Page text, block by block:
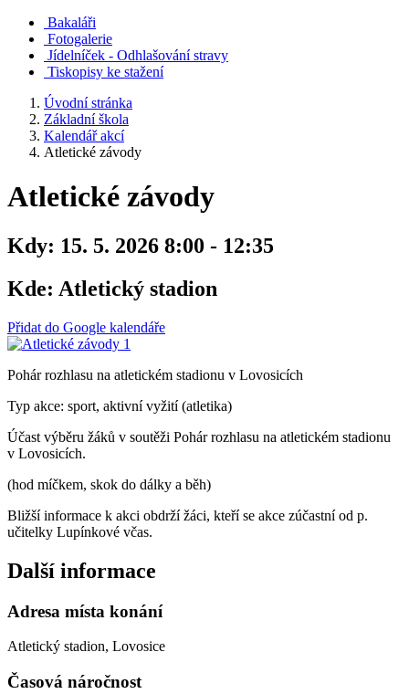
Bakaláři
Fotogalerie
Jídelníček - Odhlašování stravy
Tiskopisy ke stažení
Úvodní stránka
Základní škola
Kalendář akcí
Atletické závody
Atletické závody
Kdy: 15. 5. 2026 8:00 - 12:35
Kde: Atletický stadion
Přidat do Google kalendáře
Pohár rozhlasu na atletickém stadionu v Lovosicích
Typ akce: sport, aktivní vyžití (atletika)
Účast výběru žáků v soutěži Pohár rozhlasu na atletickém stadionu
v Lovosicích.
(hod míčkem, skok do dálky a běh)
Bližší informace k akci obdrží žáci, kteří se akce zúčastní od p.
učitelky Lupínkové včas.
Další informace
Adresa místa konání
Atletický stadion, Lovosice
Časová náročnost